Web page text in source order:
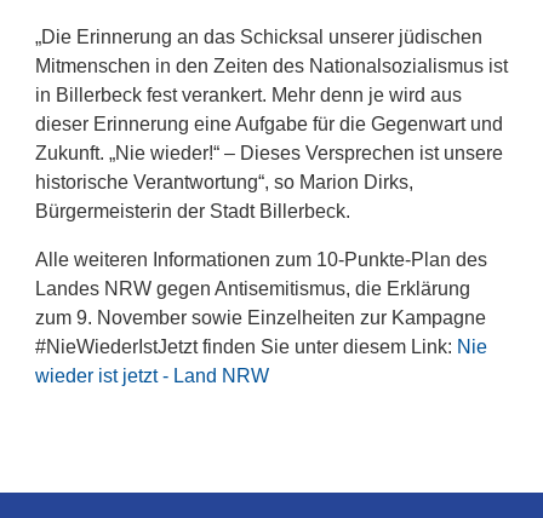
„Die Erinnerung an das Schicksal unserer jüdischen
Mitmenschen in den Zeiten des Nationalsozialismus ist
in Billerbeck fest verankert. Mehr denn je wird aus
dieser Erinnerung eine Aufgabe für die Gegenwart und
Zukunft. „Nie wieder!“ – Dieses Versprechen ist unsere
historische Verantwortung“, so Marion Dirks,
Bürgermeisterin der Stadt Billerbeck.
Alle weiteren Informationen zum 10-Punkte-Plan des
Landes NRW gegen Antisemitismus, die Erklärung
zum 9. November sowie Einzelheiten zur Kampagne
#NieWiederIstJetzt finden Sie unter diesem Link: Nie
wieder ist jetzt - Land NRW